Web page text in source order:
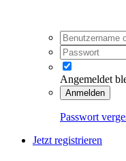
Angemeldet
Anmelden
Passwort
Jetzt registrieren